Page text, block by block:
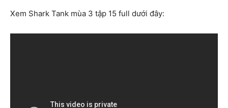
Xem Shark Tank mùa 3 tập 15 full dưới đây: